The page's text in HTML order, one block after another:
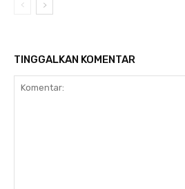
TINGGALKAN KOMENTAR